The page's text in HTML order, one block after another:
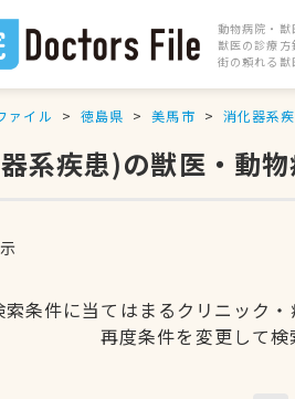
動物病院・獣
獣医の診療方
街の頼れる
ァイル 徳島県 美馬市 消化器系
系疾患)の獣医・動
索条件に当てはまるクリニック・
再度条件を変更して検